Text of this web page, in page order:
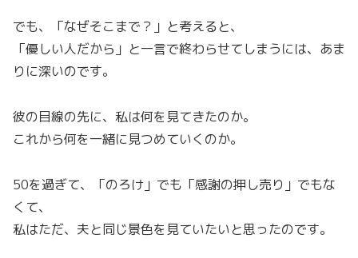
でも、「なぜそこまで？」と考えると、
「優しい人だから」と一言で終わらせてしまうには、あま
りに深いのです。
彼の目線の先に、私は何を見てきたのか。
これから何を一緒に見つめていくのか。
50を過ぎて、「のろけ」でも「感謝の押し売り」でもな
くて、
私はただ、夫と同じ景色を見ていたいと思ったのです。